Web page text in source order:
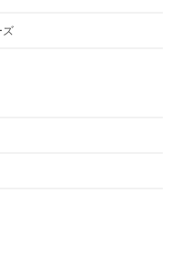
ズ